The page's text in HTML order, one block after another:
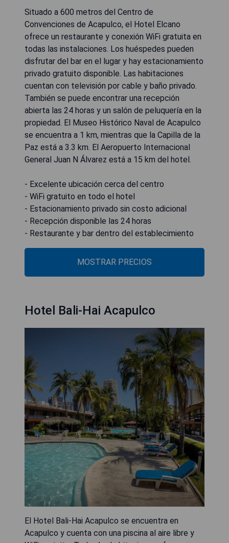
Situado a 600 metros del Centro de
Convenciones de Acapulco, el Hotel Elcano
ofrece un restaurante y conexión WiFi gratuita en
todas las instalaciones. Los huéspedes pueden
disfrutar del bar en el lugar y hay estacionamiento
privado gratuito disponible. Las habitaciones
cuentan con televisión por cable y baño privado.
También se puede encontrar una recepción
abierta las 24 horas y un salón de peluquería en la
propiedad. El Museo Histórico Naval de Acapulco
se encuentra a 1 km, mientras que la Capilla de la
Paz está a 3.3 km. El Aeropuerto Internacional
General Juan N Álvarez está a 15 km del hotel.
- Excelente ubicación cerca del centro
- WiFi gratuito en todo el hotel
- Estacionamiento privado sin costo adicional
- Recepción disponible las 24 horas
- Restaurante y bar dentro del establecimiento
MOSTRAR PRECIOS
Hotel Bali-Hai Acapulco
El Hotel Bali-Hai Acapulco se encuentra en
Acapulco y cuenta con una piscina al aire libre y